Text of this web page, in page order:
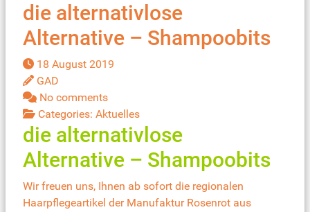
die alternativlose
Alternative – Shampoobits
18 August 2019
GAD
No comments
Categories: Aktuelles
die alternativlose
Alternative – Shampoobits
Wir freuen uns, Ihnen ab sofort die regionalen
Haarpflegeartikel der Manufaktur Rosenrot aus